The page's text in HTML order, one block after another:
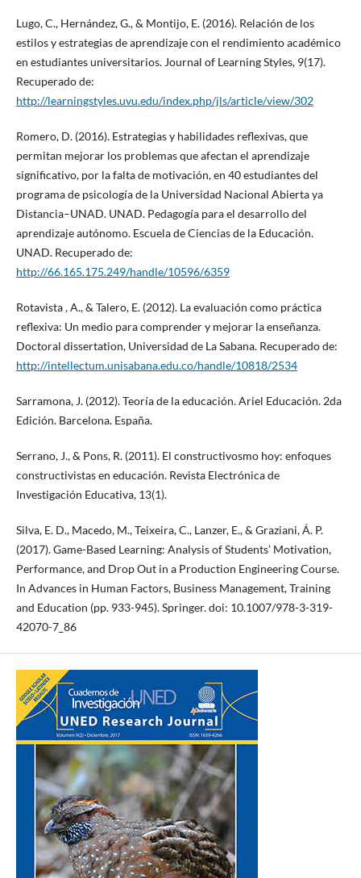
Lugo, C., Hernández, G., & Montijo, E. (2016). Relación de los
estilos y estrategias de aprendizaje con el rendimiento académico
en estudiantes universitarios. Journal of Learning Styles, 9(17).
Recuperado de:
http://learningstyles.uvu.edu/index.php/jls/article/view/302
Romero, D. (2016). Estrategias y habilidades reflexivas, que
permitan mejorar los problemas que afectan el aprendizaje
significativo, por la falta de motivación, en 40 estudiantes del
programa de psicología de la Universidad Nacional Abierta ya
Distancia–UNAD. UNAD. Pedagogía para el desarrollo del
aprendizaje autónomo. Escuela de Ciencias de la Educación.
UNAD. Recuperado de:
http://66.165.175.249/handle/10596/6359
Rotavista , A., & Talero, E. (2012). La evaluación como práctica
reflexiva: Un medio para comprender y mejorar la enseñanza.
Doctoral dissertation, Universidad de La Sabana. Recuperado de:
http://intellectum.unisabana.edu.co/handle/10818/2534
Sarramona, J. (2012). Teoría de la educación. Ariel Educación. 2da
Edición. Barcelona. España.
Serrano, J., & Pons, R. (2011). El constructivosmo hoy: enfoques
constructivistas en educación. Revista Electrónica de
Investigación Educativa, 13(1).
Silva, E. D., Macedo, M., Teixeira, C., Lanzer, E., & Graziani, Á. P.
(2017). Game-Based Learning: Analysis of Students’ Motivation,
Performance, and Drop Out in a Production Engineering Course.
In Advances in Human Factors, Business Management, Training
and Education (pp. 933-945). Springer. doi: 10.1007/978-3-319-
42070-7_86